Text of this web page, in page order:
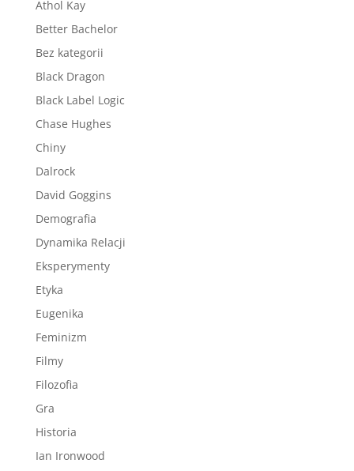
Athol Kay
Better Bachelor
Bez kategorii
Black Dragon
Black Label Logic
Chase Hughes
Chiny
Dalrock
David Goggins
Demografia
Dynamika Relacji
Eksperymenty
Etyka
Eugenika
Feminizm
Filmy
Filozofia
Gra
Historia
Ian Ironwood